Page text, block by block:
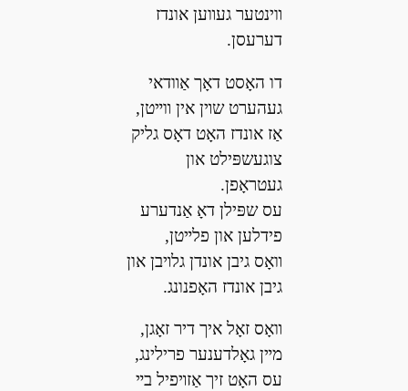
װינטער געװען אונדז
דערעסן.
דו האָסט דאָך אַװדאי
געהערט שױן אין װײטן,
אַז אונדז האָט דאָס גליק
צוגעשפּילט און
געטראָפן.
עס שפּילן דאָ אַנדערע
פידלען און פלײטן,
װאָס גיבן אונדן גלױבן און
גיבן אונדז האָפנונג.
װאָס זאָל איך דיר זאָגן,
מײן גאָלדענער פרילינג,
עס האָט זיך אַזױפיל בײ